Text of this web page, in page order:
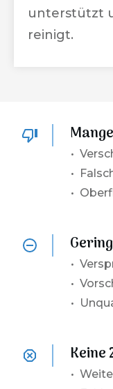
unterstützt
reinigt.
•
•
•
•
•
•
Keine
•